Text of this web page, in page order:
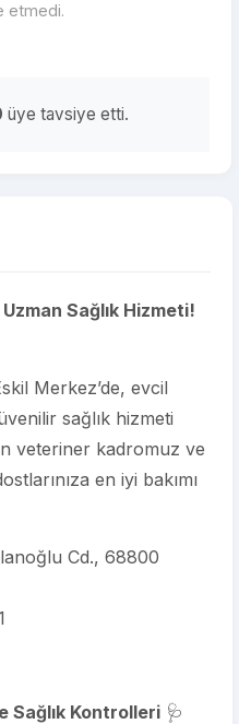
etmedi.
üye tavsiye etti.
Sağlık Hizmeti!
Merkez’de, evcil
sağlık hizmeti
veteriner kadromuz ve
en iyi bakımı
Cd., 68800
Sağlık Kontrolleri 🩺